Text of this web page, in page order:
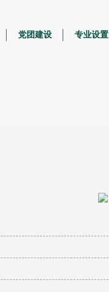
党团建设 专业设置